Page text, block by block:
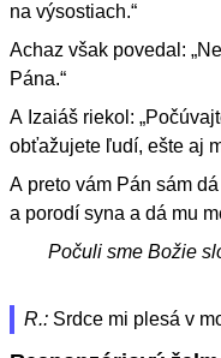
na výsostiach.“
Achaz však povedal:
Pána.“
A Izaiáš riekol:
obťažujete ľudí, ešte aj
A preto vám Pán sám
a porodí syna a dá mu
Počuli sme Božie
R.: Srdce mi plesá v